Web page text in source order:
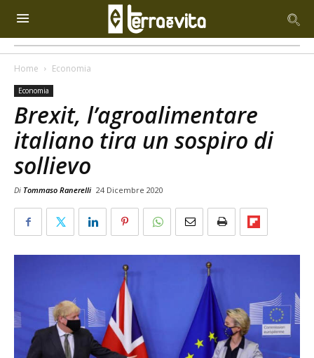
Home Economia
Economia
Brexit, l’agroalimentare
italiano tira un sospiro di
sollievo
Di Tommaso Ranerelli 24 Dicembre 2020